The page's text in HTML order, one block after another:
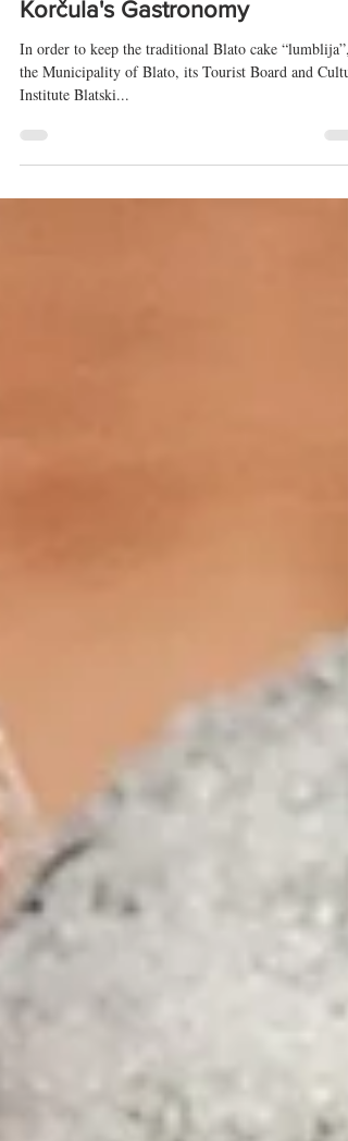
Blato's Lumblija - The Pride of
Korčula's Gastronomy
In order to keep the traditional Blato cake “lumblija”,
Institute Blatski...